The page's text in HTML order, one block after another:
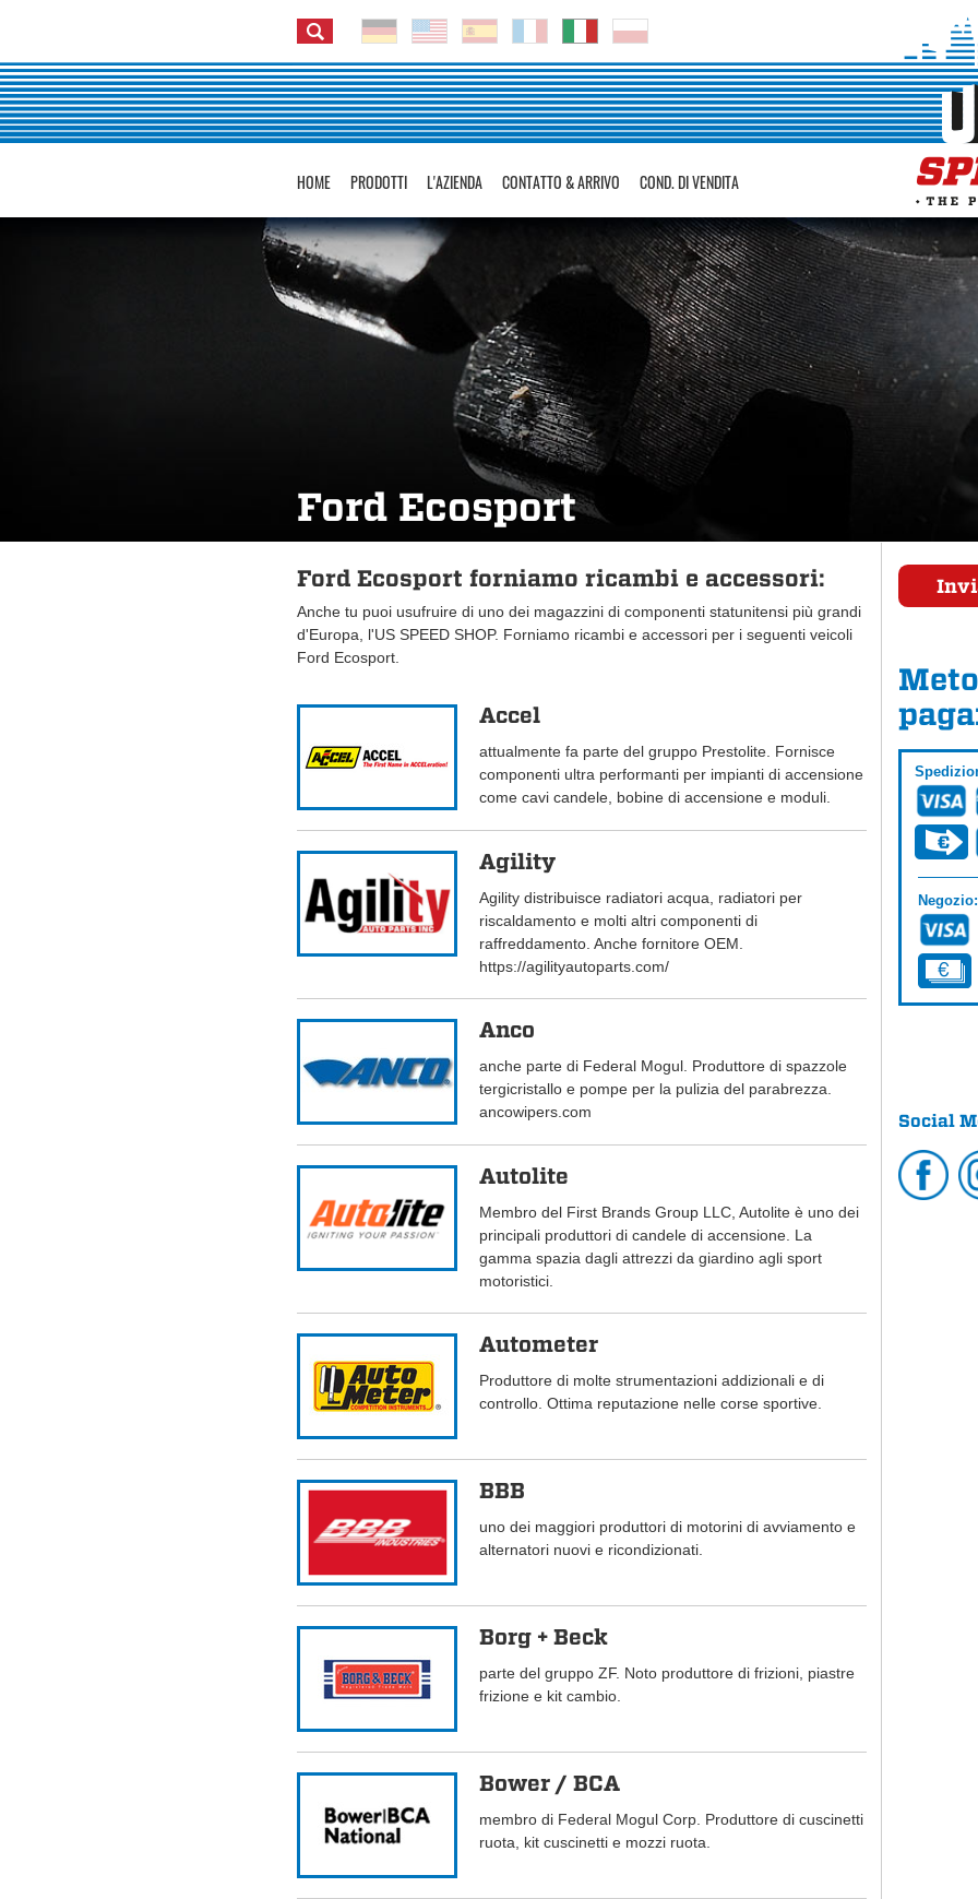
HOME PRODOTTI L'AZIENDA CONTATTO & ARRIVO COND. DI VENDITA
Ford Ecosport
Ford Ecosport forniamo ricambi e accessori:
Anche tu puoi usufruire di uno dei magazzini di componenti statunitensi più grandi
d'Europa, l'US SPEED SHOP. Forniamo ricambi e accessori per i seguenti veicoli
Ford Ecosport.
Accel
attualmente fa parte del gruppo Prestolite. Fornisce
componenti ultra performanti per impianti di accensione
come cavi candele, bobine di accensione e moduli.
Agility
Agility distribuisce radiatori acqua, radiatori per
riscaldamento e molti altri componenti di
raffreddamento. Anche fornitore OEM.
https://agilityautoparts.com/
Anco
anche parte di Federal Mogul. Produttore di spazzole
tergicristallo e pompe per la pulizia del parabrezza.
ancowipers.com
Autolite
Membro del First Brands Group LLC, Autolite è uno dei
principali produttori di candele di accensione. La
gamma spazia dagli attrezzi da giardino agli sport
motoristici.
Autometer
Produttore di molte strumentazioni addizionali e di
controllo. Ottima reputazione nelle corse sportive.
BBB
uno dei maggiori produttori di motorini di avviamento e
alternatori nuovi e ricondizionati.
Borg + Beck
parte del gruppo ZF. Noto produttore di frizioni, piastre
frizione e kit cambio.
Bower / BCA
membro di Federal Mogul Corp. Produttore di cuscinetti
ruota, kit cuscinetti e mozzi ruota.
Negozio:
Social